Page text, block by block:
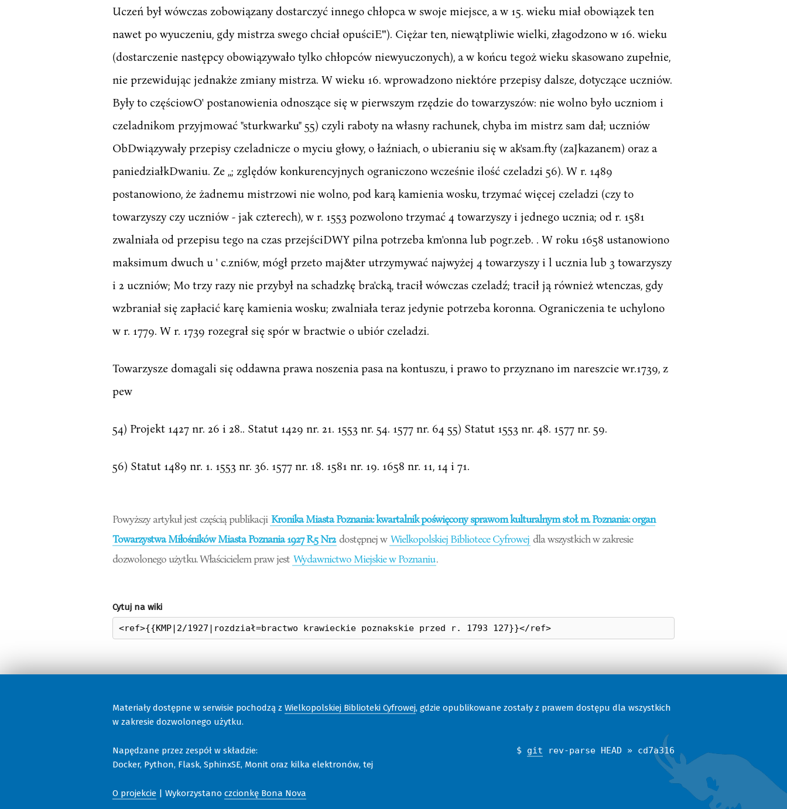
Uczeń był wówczas zobowiązany dostarczyć innego chłopca w swoje miejsce, a w 15. wieku miał obowiązek ten
nawet po wyuczeniu, gdy mistrza swego chciał opuściE"'). Ciężar ten, niewątpliwie wielki, złagodzono w 16. wieku
(dostarczenie następcy obowiązywało tylko chłopców niewyuczonych), a w końcu tegoż wieku skasowano zupełnie,
nie przewidując jednakże zmiany mistrza. W wieku 16. wprowadzono niektóre przepisy dalsze, dotyczące uczniów.
Były to częściowO' postanowienia odnoszące się w pierwszym rzędzie do towarzyszów: nie wolno było uczniom i
czeladnikom przyjmować "sturkwarku" 55) czyli raboty na własny rachunek, chyba im mistrz sam dał; uczniów
ObDwiązywały przepisy czeladnicze o myciu głowy, o łaźniach, o ubieraniu się w ak'sam.fty (zaJkazanem) oraz a
paniedziałkDwaniu. Ze ,,; zględów konkurencyjnych ograniczono wcześnie ilość czeladzi 56). W r. 1489
postanowiono, że żadnemu mistrzowi nie wolno, pod karą kamienia wosku, trzymać więcej czeladzi (czy to
towarzyszy czy uczniów - jak czterech), w r. 1553 pozwolono trzymać 4 towarzyszy i jednego ucznia; od r. 1581
zwalniała od przepisu tego na czas przejściDWY pilna potrzeba km'onna lub pogr.zeb. . W roku 1658 ustanowiono
maksimum dwuch u ' c.zni6w, mógł przeto maj&ter utrzymywać najwyżej 4 towarzyszy i l ucznia lub 3 towarzyszy
i 2 uczniów; Mo trzy razy nie przybył na schadzkę bra'cką, tracił wówczas czeladź; tracił ją również wtenczas, gdy
wzbraniał się zapłacić karę kamienia wosku; zwalniała teraz jedynie potrzeba koronna. Ograniczenia te uchylono
w r. 1779. W r. 1739 rozegrał się spór w bractwie o ubiór czeladzi.
Towarzysze domagali się oddawna prawa noszenia pasa na kontuszu, i prawo to przyznano im nareszcie wr.1739, z
pew
54) Projekt 1427 nr. 26 i 28.. Statut 1429 nr. 21. 1553 nr. 54. 1577 nr. 64 55) Statut 1553 nr. 48. 1577 nr. 59.
56) Statut 1489 nr. 1. 1553 nr. 36. 1577 nr. 18. 1581 nr. 19. 1658 nr. 11, 14 i 71.
Powyższy artykuł jest częścią publikacji Kronika Miasta Poznania: kwartalnik poświęcony sprawom kulturalnym stoł. m. Poznania: organ
Towarzystwa Miłośników Miasta Poznania 1927 R.5 Nr2 dostępnej w Wielkopolskiej Bibliotece Cyfrowej dla wszystkich w zakresie
dozwolonego użytku. Właścicielem praw jest Wydawnictwo Miejskie w Poznaniu.
Cytuj na wiki
Materiały dostępne w serwisie pochodzą z Wielkopolskiej Biblioteki Cyfrowej, gdzie opublikowane zostały z prawem dostępu dla wszystkich
w zakresie dozwolonego użytku.
Napędzane przez zespół w składzie:
Docker, Python, Flask, SphinxSE, Monit oraz kilka elektronów, tej
$ git rev-parse HEAD » cd7a316
O projekcie | Wykorzystano czcionkę Bona Nova